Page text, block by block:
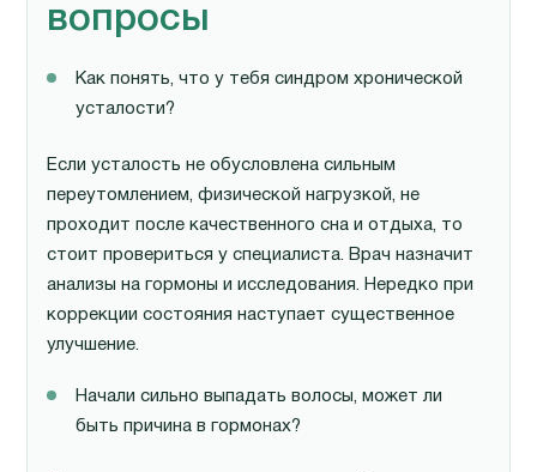
вопросы
Как понять, что у тебя синдром хронической
усталости?
Если усталость не обусловлена сильным
переутомлением, физической нагрузкой, не
проходит после качественного сна и отдыха, то
стоит провериться у специалиста. Врач назначит
анализы на гормоны и исследования. Нередко при
коррекции состояния наступает существенное
улучшение.
Начали сильно выпадать волосы, может ли
быть причина в гормонах?